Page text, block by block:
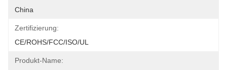
China
Zertifizierung:
CE/ROHS/FCC/ISO/UL
Produkt-Name: